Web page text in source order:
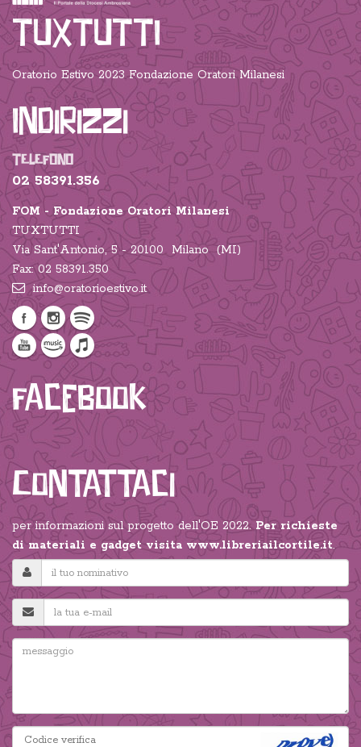
TUXTUTTI
Oratorio Estivo 2023 Fondazione Oratori Milanesi
Indirizzi
TELEFONO
02 58391.356
FOM - Fondazione Oratori Milanesi
TUXTUTTI
Via Sant'Antonio, 5 - 20100 Milano (MI)
Fax: 02 58391.350
info@oratorioestivo.it
Facebook
Contattaci
per informazioni sul progetto dell'OE 2022.Per richieste
di materiali e gadget visita www.libreriailcortile.it.